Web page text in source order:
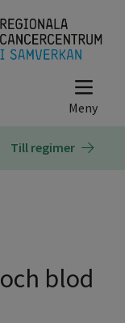
Till regimer
blod